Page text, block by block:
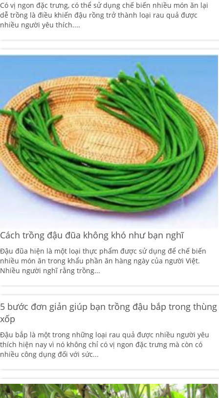
Có vị ngon đặc trưng, có thể sử dụng chế biến nhiều món ăn lại
dễ trồng là điều khiến đậu rồng trở thành loại rau quả được
nhiều người yêu thích....
Cách trồng đậu đũa không khó như bạn nghĩ
Đậu đũa hiện là một loại thực phẩm được sử dụng để chế biến
nhiều món ăn trong khẩu phần ăn hàng ngày của người Việt.
Nhiều người nghĩ rằng trồng...
5 bước đơn giản giúp bạn trồng đậu bắp trong thùng
xốp
Đậu bắp là một trong những loại rau quả được nhiều người yêu
thích hiện nay vì nó không chỉ có vị ngon đặc trưng mà còn có
nhiều công dụng đối với sức...